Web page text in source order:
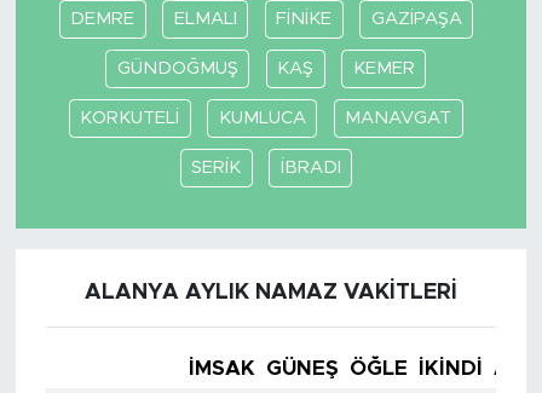
DEMRE ELMALI FİNİKE GAZİPAŞA
GÜNDOĞMUŞ KAŞ KEMER
KORKUTELİ KUMLUCA MANAVGAT
SERİK İBRADI
ALANYA AYLIK NAMAZ VAKITLERI
İMSAK GÜNEŞ ÖĞLE İKINDI
YAŞAM
TARİHTEN GÜNÜMÜZE
TARİH
MEDYA KÖŞESİ